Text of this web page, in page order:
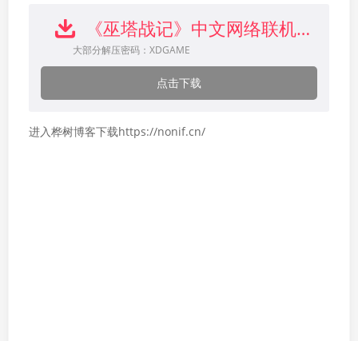
《巫塔战记》中文网络联机版下载
大部分解压密码：XDGAME
点击下载
进入桦树博客下载https://nonif.cn/